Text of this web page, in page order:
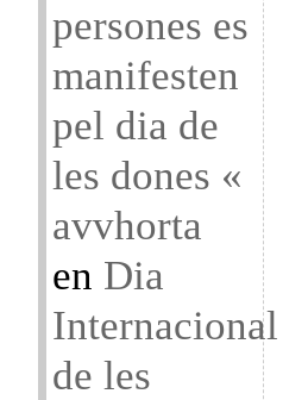
persones es
manifesten
pel dia de
les dones «
avvhorta
en Dia
Internacional
de les